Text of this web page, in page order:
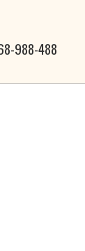
988-488